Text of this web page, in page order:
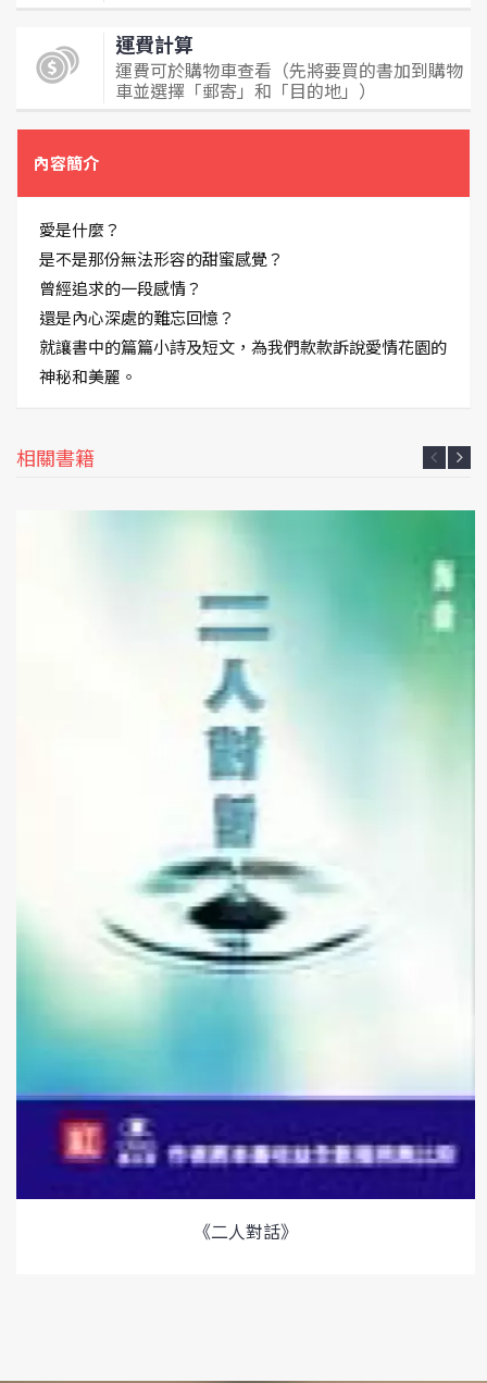
運費計算
運費可於購物車查看（先將要買的書加到購物
車並選擇「郵寄」和「目的地」）
內容簡介
愛是什麼？
是不是那份無法形容的甜蜜感覺？
曾經追求的一段感情？
還是內心深處的難忘回憶？
就讓書中的篇篇小詩及短文，為我們款款訴說愛情花園的
神秘和美麗。
相關書籍
《二人對話》